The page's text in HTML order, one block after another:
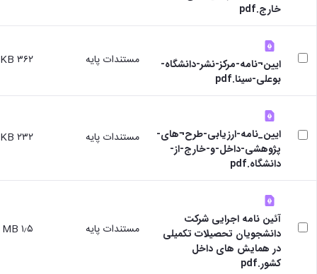
خارج.pdf
ایین¬نامه-مرکز-نشر-دانشگاه-
بوعلی-سینا.pdf
مستندات پایه ۳۶۲ KB
ایین_نامه-ارزیابی-طرح¬های-
پژوهشی-داخل-و-خارج-از-
دانشگاه.pdf
مستندات پایه ۲۳۲ KB
آئین نامه اجرایی شرکت
دانشجویان تحصیلات تکمیلی
در همایش های داخل
کشور.pdf
مستندات پایه ۱٫۵ MB